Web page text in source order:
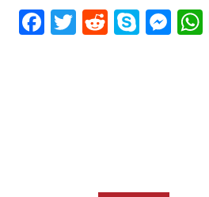
Facebook
Twitter
RedditSkype